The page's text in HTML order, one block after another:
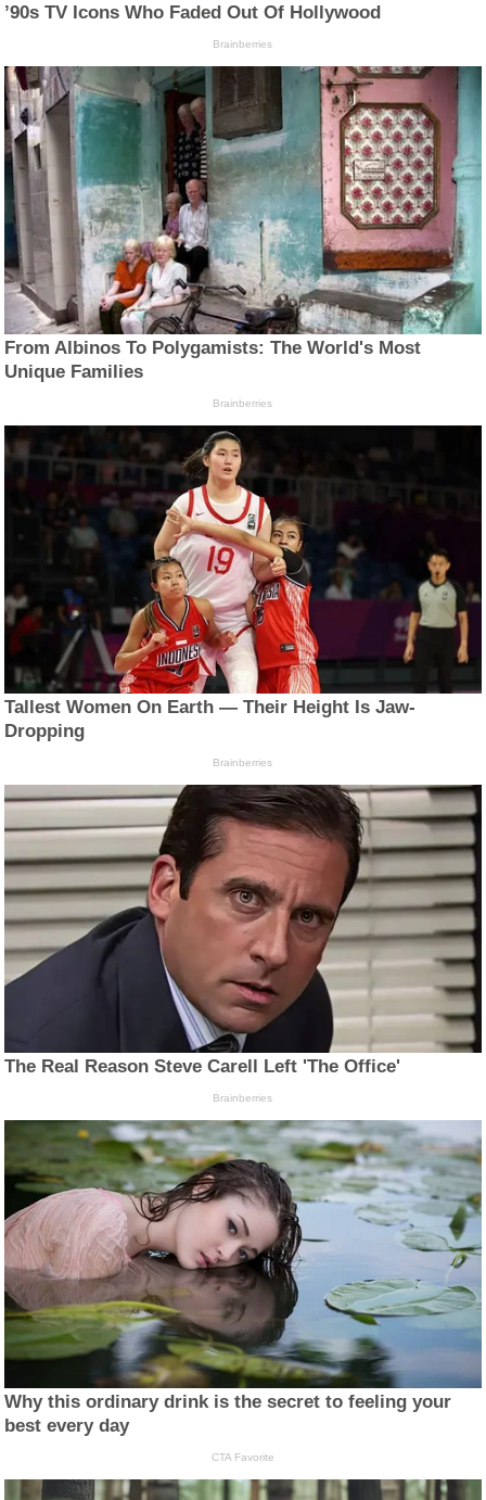
’90s TV Icons Who Faded Out Of Hollywood
Brainberries
From Albinos To Polygamists: The World's Most
Unique Families
Brainberries
Tallest Women On Earth — Their Height Is Jaw-
Dropping
Brainberries
The Real Reason Steve Carell Left 'The Office'
Brainberries
Why this ordinary drink is the secret to feeling your
best every day
CTA Favorite